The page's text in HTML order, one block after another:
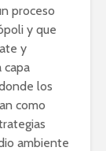
proceso
y que
y
capa
los
como
ambiente